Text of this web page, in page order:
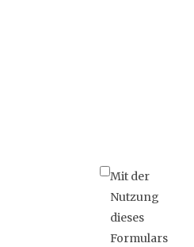
Mit der
Nutzung
dieses
Formulars